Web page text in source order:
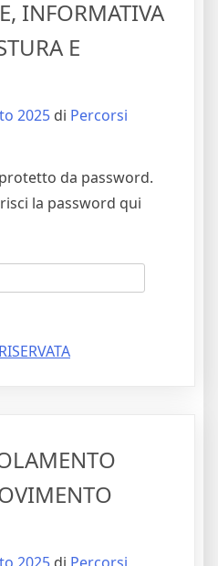
INFORMATIVA
E
2025 di Percorsi
da password.
la password qui